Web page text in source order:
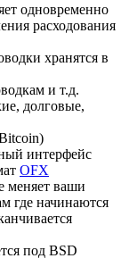
одновременно
расходования
хранятся в
и т.д.
долговые,
интерфейс
OFX
меняет ваши
где начинаются
под BSD